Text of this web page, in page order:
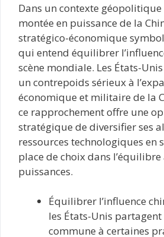
Dans un contexte
montée en puissance de la
stratégico-économique
qui entend équilibrer
scène mondiale. Les États-
un contrepoids sérieux à
économique et militaire de la
ce rapprochement offre une
stratégique de diversifier ses
ressources technologiques en
place de choix dans
puissances.
Équilibrer l’influence
les États-Unis
commune à certaines